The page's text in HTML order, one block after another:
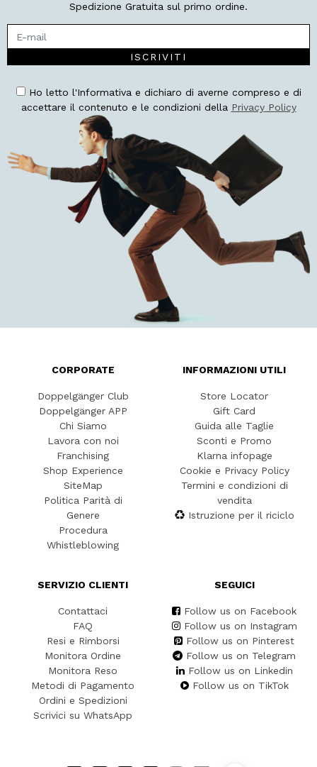
Spedizione Gratuita sul primo ordine.
ISCRIVITI
Ho letto l'Informativa e dichiaro di averne compreso e di
accettare il contenuto e le condizioni della Privacy Policy
CORPORATE
Doppelgänger Club
Doppelgänger APP
Chi Siamo
Lavora con noi
Franchising
Shop Experience
SiteMap
Politica Parità di
Genere
Procedura
Whistleblowing
INFORMAZIONI UTILI
Store Locator
Gift Card
Guida alle Taglie
Sconti e Promo
Klarna infopage
Cookie e Privacy Policy
Termini e condizioni di
vendita
Istruzione per il riciclo
SERVIZIO CLIENTI
Contattaci
FAQ
Resi e Rimborsi
Monitora Ordine
Monitora Reso
Metodi di Pagamento
Ordini e Spedizioni
Scrivici su WhatsApp
SEGUICI
Follow us on Facebook
Follow us on Instagram
Follow us on Pinterest
Follow us on Telegram
Follow us on Linkedin
Follow us on TikTok